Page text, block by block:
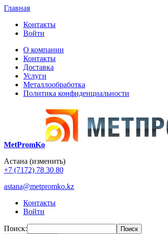
Главная
Контакты
Войти
О компании
Контакты
Доставка
Услуги
Металлообработка
Политика конфиденциальности
MetPromKo
Астана (изменить)
+7 (7172) 78 30 80
astana@metpromko.kz
Контакты
Войти
Поиск:
Поиск